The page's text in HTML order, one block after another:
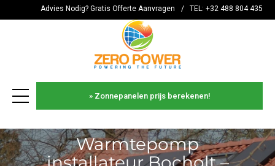
TEL: +32 488 804 435
/
Advies Nodig? Gratis Offerte Aanvragen
» Zonnepanelen prijs berekenen!
Warmtepomp